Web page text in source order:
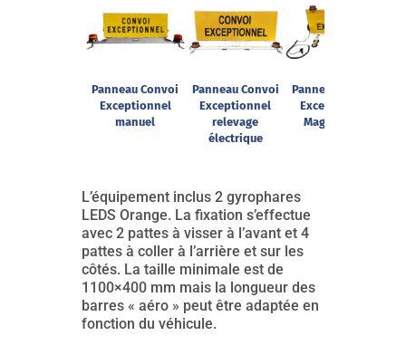
Panneau Convoi
Exceptionnel
manuel
Panneau Convoi
Exceptionnel
relevage
électrique
Panneau Convoi
Exceptionnel
Magnétique
L’équipement inclus 2 gyrophares
LEDS Orange. La fixation s’effectue
avec 2 pattes à visser à l’avant et 4
pattes à coller à l’arrière et sur les
côtés. La taille minimale est de
1100×400 mm mais la longueur des
barres « aéro » peut être adaptée en
fonction du véhicule.